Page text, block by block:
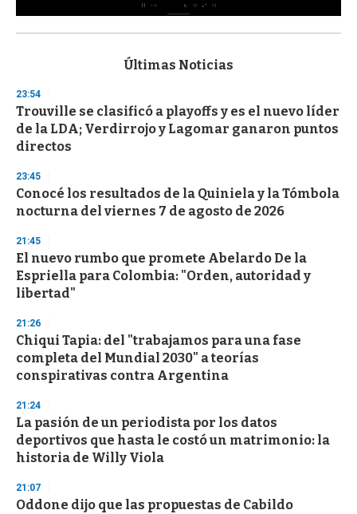
s
d
s
o
f
3
s
e
c
o
d
s
Últimas Noticias
23:54
Trouville se clasificó a playoffs y es el nuevo líder
de la LDA; Verdirrojo y Lagomar ganaron puntos
directos
23:45
Conocé los resultados de la Quiniela y la Tómbola
nocturna del viernes 7 de agosto de 2026
21:45
El nuevo rumbo que promete Abelardo De la
Espriella para Colombia: "Orden, autoridad y
libertad"
21:26
Chiqui Tapia: del "trabajamos para una fase
completa del Mundial 2030" a teorías
conspirativas contra Argentina
21:24
La pasión de un periodista por los datos
deportivos que hasta le costó un matrimonio: la
historia de Willy Viola
21:07
Oddone dijo que las propuestas de Cabildo